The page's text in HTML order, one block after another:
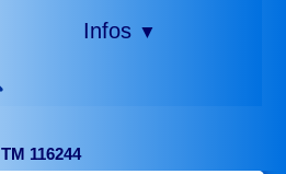
Infos ▼
TM 116244